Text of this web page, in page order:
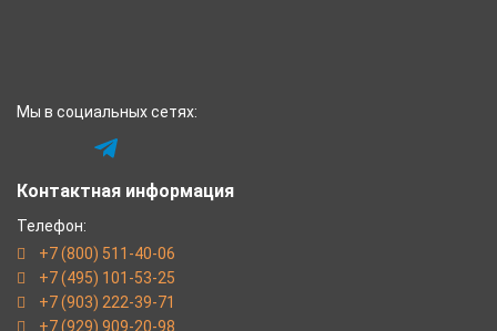
Мы в социальных сетях:
Контактная информация
Телефон:
+7 (800) 511-40-06
+7 (495) 101-53-25
+7 (903) 222-39-71
+7 (929) 909-20-98